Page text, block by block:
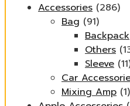
Accessories (286)
Bag (91)
Backpack
Others
Sleeve
Car
Mixing Amp (1)